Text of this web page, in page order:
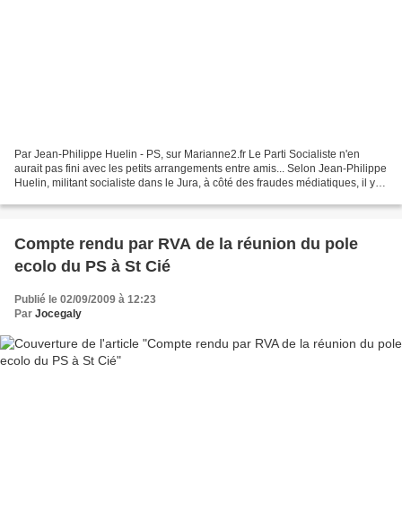
Par Jean-Philippe Huelin - PS, sur Marianne2.fr Le Parti Socialiste n'en
aurait pas fini avec les petits arrangements entre amis... Selon Jean-Philippe
Huelin, militant socialiste dans le Jura, à côté des fraudes médiatiques, il y
Compte rendu par RVA de la réunion du pole
ecolo du PS à St Cié
Publié le 02/09/2009 à 12:23
Par Jocegaly